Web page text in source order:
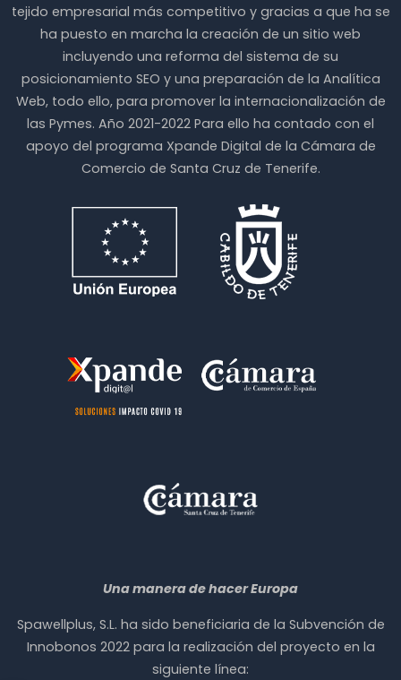
tejido empresarial más competitivo y gracias a que ha se
ha puesto en marcha la creación de un sitio web
incluyendo una reforma del sistema de su
posicionamiento SEO y una preparación de la Analítica
Web, todo ello, para promover la internacionalización de
las Pymes. Año 2021-2022 Para ello ha contado con el
apoyo del programa Xpande Digital de la Cámara de
Comercio de Santa Cruz de Tenerife.
Una manera de hacer Europa
Spawellplus, S.L. ha sido beneficiaria de la Subvención de
Innobonos 2022 para la realización del proyecto en la
siguiente línea: